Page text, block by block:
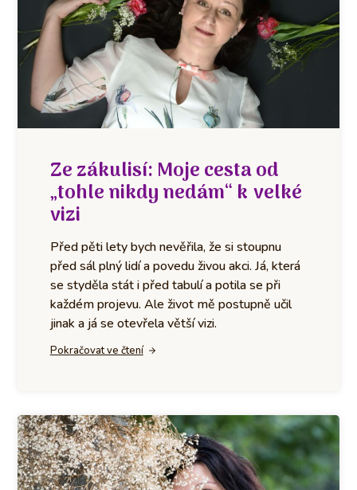
Ze zákulisí: Moje cesta od
„tohle nikdy nedám“ k velké
vizi
Před pěti lety bych nevěřila, že si stoupnu
před sál plný lidí a povedu živou akci. Já, která
se styděla stát i před tabulí a potila se při
každém projevu. Ale život mě postupně učil
jinak a já se otevřela větší vizi.
Pokračovat ve čtení